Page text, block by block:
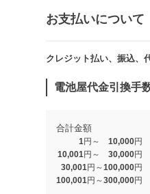
お支払いについて
クレジット払い、振込、
電池屋代金引換手
合計金額
1円～ 10,000円
10,001円～ 30,000円
30,001円～100,000円
100,001円～300,000円